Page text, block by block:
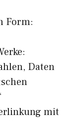
Form:
Daten
mit